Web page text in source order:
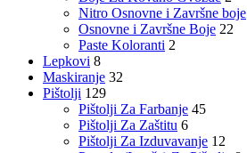
Nitro Osnovne i Završne boje
Osnovne i Završne Boje 22
Paste Koloranti 2
Lepkovi 8
Maskiranje 32
Pištolji 129
Pištolji Za Farbanje 45
Pištolji Za Zaštitu 6
Pištolji Za Izduvavanje 12